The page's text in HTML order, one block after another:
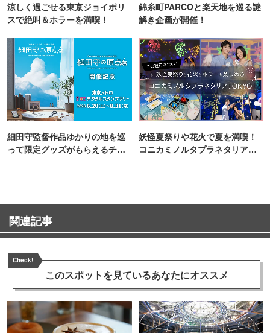
涼しく過ごせる東京ジョイポリ
スで絶叫＆ホラーを満喫！
錦糸町PARCOと楽天地を巡る謎
解き企画が開催！
細田守監督作品ゆかりの地を巡
って限定グッズがもらえるチャ
妖怪夏祭りや花火で夏を満喫！
コニカミノルタプラネタリア
関連記事
Check!
このスポットを見ているあなたにオススメ